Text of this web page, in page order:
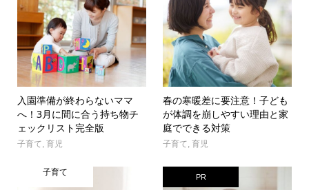
入園準備が終わらないママ
へ！3月に間に合う持ち物チ
ェックリスト完全版
子育て 育児
春の寒暖差に要注意！子ども
が体調を崩しやすい理由と家
庭でできる対策
子育て ,育児
子育て PR